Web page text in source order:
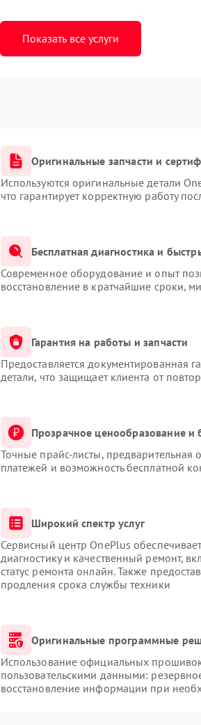
Показать все услуги
Оригинальные запчасти и
Используются оригинальные детали
что гарантирует корректную работу
Бесплатная диагностика и
Современное оборудование и опыт
восстановление в кратчайшие сроки,
Гарантия на работы и запчасти
Предоставляется документированная
детали, что защищает клиента от
Прозрачное ценообразование и
Точные прайс-листы, предварительная
платежей и возможность бесплатной
Широкий спектр услуг
Сервисный центр OnePlus
диагностику и качественный ремонт,
статус ремонта онлайн. Также
продления срока службы техники
Оригинальные программные
Использование официальных
пользовательскими данными:
восстановление информации при